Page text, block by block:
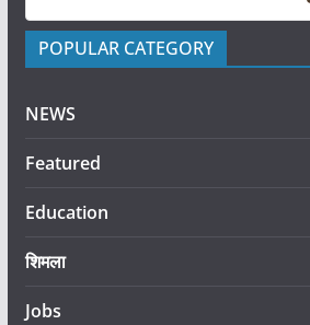
POPULAR CATEGORY
NEWS
Featured
Education
शिमला
Jobs